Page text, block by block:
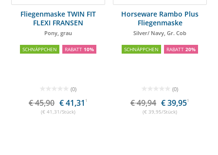
Fliegenmaske TWIN FIT
FLEXI FRANSEN
Pony, grau
SCHNÄPPCHEN RABATT 10%
(0)
€ 45,90 € 41,31 1
(€ 41,31/Stück)
Horseware Rambo Plus
Fliegenmaske
Silver/ Navy, Gr. Cob
SCHNÄPPCHEN RABATT 20%
(0)
€ 49,94 € 39,951
(€ 39,95/Stück)